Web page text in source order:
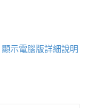
顯示電腦版詳細說明